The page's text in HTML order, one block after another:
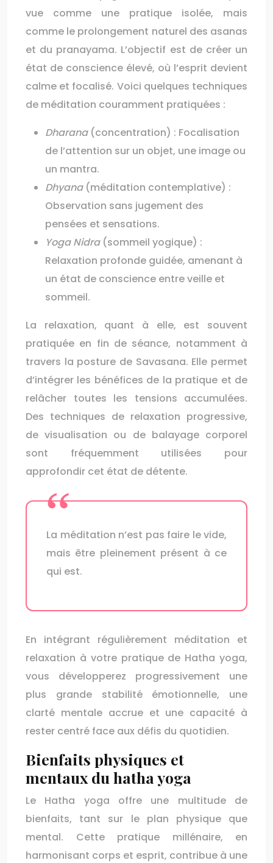
vue comme une pratique isolée, mais
comme le prolongement naturel des asanas
et du pranayama. L’objectif est de créer un
état de conscience élevé, où l’esprit devient
calme et focalisé. Voici quelques techniques
de méditation couramment pratiquées :
Dharana(concentration) : Focalisation
de l’attention sur un objet, une image ou
un mantra.
Dhyana(méditation contemplative) :
Observation sans jugement des
pensées et sensations.
Yoga Nidra(sommeil yogique) :
Relaxation profonde guidée, amenant à
un état de conscience entre veille et
sommeil.
La relaxation, quant à elle, est souvent
pratiquée en fin de séance, notamment à
travers la posture de Savasana. Elle permet
d’intégrer les bénéfices de la pratique et de
relâcher toutes les tensions accumulées.
Des techniques de relaxation progressive,
de visualisation ou de balayage corporel
sont fréquemment utilisées pour
approfondir cet état de détente.
La méditation n’est pas faire le vide,
mais être pleinement présent à ce
qui est.
En intégrant régulièrement méditation et
relaxation à votre pratique de Hatha yoga,
vous développerez progressivement une
plus grande stabilité émotionnelle, une
clarté mentale accrue et une capacité à
rester centré face aux défis du quotidien.
Bienfaits physiques et
mentaux du hatha yoga
Le Hatha yoga offre une multitude de
bienfaits, tant sur le plan physique que
mental. Cette pratique millénaire, en
harmonisant corps et esprit, contribue à une